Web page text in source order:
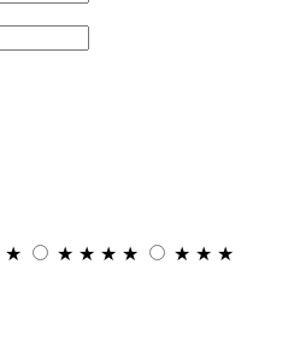
★ ★ ★ ★ ★ ★ ★ ★